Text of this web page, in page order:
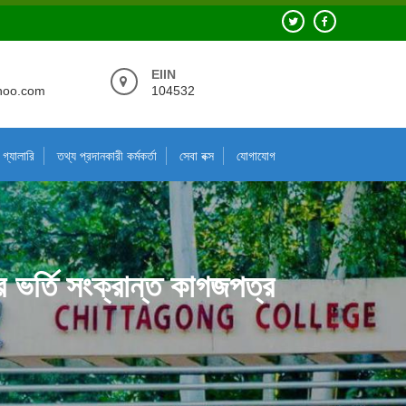
EIIN
104532
গ্যালারি তথ্য প্রদানকারী কর্মকর্তা সেবা বক্স যোগাযোগ
ভর্তি সংক্রান্ত কাগজপত্র